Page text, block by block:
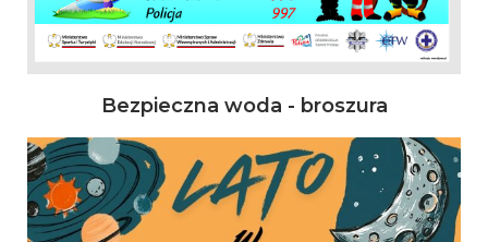
Bezpieczna woda - broszura